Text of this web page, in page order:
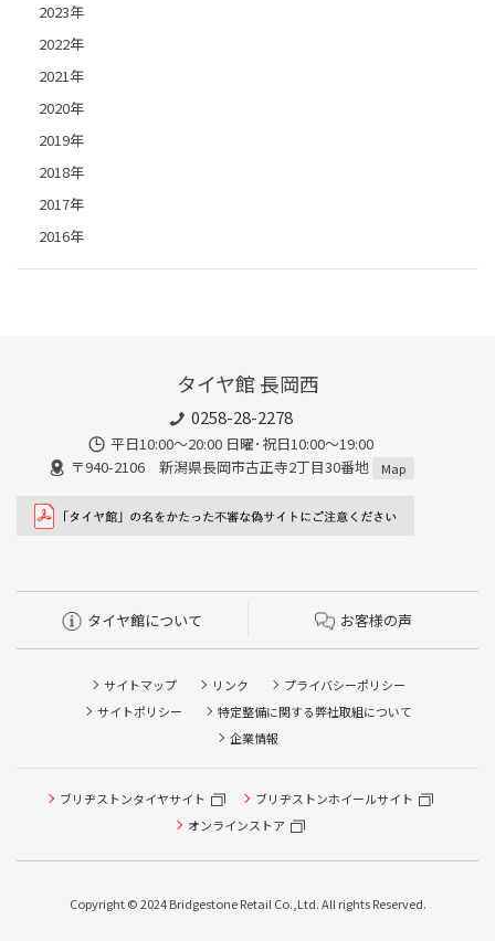
2023年
2022年
2021年
2020年
2019年
2018年
2017年
2016年
タイヤ館 長岡西
0258-28-2278
平日10:00～20:00 日曜･祝日10:00～19:00
〒940-2106 新潟県長岡市古正寺2丁目30番地
Map
タイヤ館について お客様の声
サイトマップ リンク
プライバシーポリシー
サイトポリシー
特定整備に関する弊社取組について
企業情報
ブリヂストンタイヤサイト
ブリヂストンホイールサイト
オンラインストア
Copyright © 2024 Bridgestone Retail Co.,Ltd. All rights Reserved.
タイヤ点検・安全点検/タイヤ履き替え/オイル交換/その他